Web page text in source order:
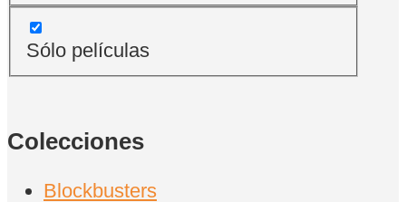
Sólo películas
Colecciones
Blockbusters